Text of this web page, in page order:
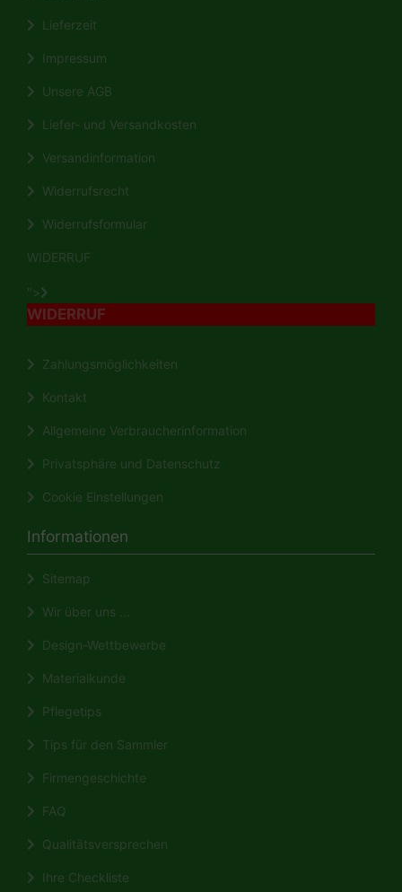
Lieferzeit
Impressum
Unsere AGB
Liefer- und Versandkosten
Versandinformation
Widerrufsrecht
Widerrufsformular
WIDERRUF
">
WIDERRUF
Zahlungsmöglichkeiten
Kontakt
Allgemeine Verbraucherinformation
Privatsphäre und Datenschutz
Cookie Einstellungen
Informationen
Sitemap
Wir über uns ...
Design-Wettbewerbe
Materialkunde
Pflegetips
Tips für den Sammler
Firmengeschichte
FAQ
Qualitätsversprechen
Ihre Checkliste